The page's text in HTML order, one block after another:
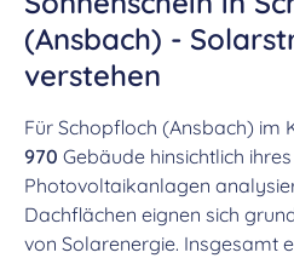
(Ansbach) -
verstehen
Für Schopfloch (Ansbach) im
970 Gebäude hinsichtlich
Photovoltaikanlagen
Dachflächen eignen sich
von Solarenergie. Insgesamt